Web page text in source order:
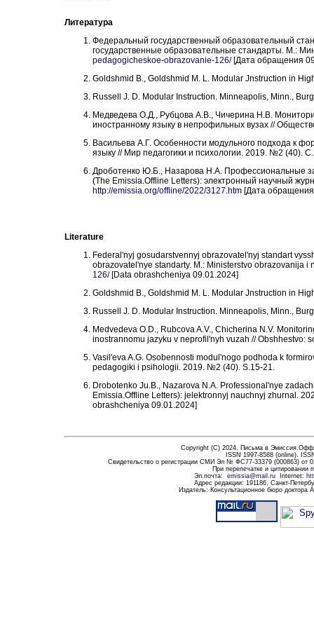
Литература
Федеральный государственный образовательный
государственные образовательные стандарты. М.:
pedagogicheskoe-obrazovanie-126/[Дата обращения
Goldshmid B., Goldshmid M. L. Modular Jnstruction in
Russell J. D. Modular Instruction. Minneapolis, Minn.,
Медведева О.Д., Рубцова А.В., Чичерина Н.В.
иностранному языку в непрофильных вузах //
Васильева А.Г. Особенности модульного подхода к
языку // Мир педагогики и психологии. 2019. №2 (40).
Дроботенко Ю.Б., Назарова Н.А. Профессиональные
(The Emissia.Offline Letters): электронный научный
http://emissia.org/offline/2022/3127.htm [Дата
Literature
Federal'nyj gosudarstvennyj obrazovatel'nyj standart
obrazovatel'nye standarty. M.: Ministerstvo obrazovanija i
126/[Data obrashcheniya 09.01.2024]
Goldshmid B., Goldshmid M. L. Modular Jnstruction in
Russell J. D. Modular Instruction. Minneapolis, Minn.,
Medvedeva O.D., Rubcova A.V., Chicherina N.V.
inostrannomu jazyku v neprofil'nyh vuzah //
Vasil'eva A.G. Osobennosti modul'nogo podhoda k
pedagogiki i psihologii. 2019. №2 (40). S.15-21.
Drobotenko Ju.B., Nazarova N.A. Professional'nye
Emissia.Offline Letters): jelektronnyj nauchnyj zhurnal.
obrashcheniya 09.01.2024]
Copyright (C) 2024, Письма в
ISSN 1997-8588 (online).
Свидетельство о регистрации СМИ Эл № ФС77-33379 (000863) от
При перепечатке и
Эл.почта: emissia@mail.ru Internet:
Адрес редакции: 191186, Санкт-
Издатель: Консультационное бюро доктора